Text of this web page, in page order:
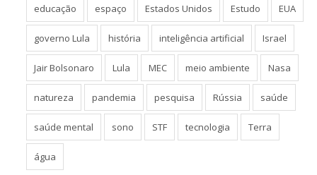
educação espaço Estados Unidos Estudo EUA
governo Lula história inteligência artificial Israel
Jair Bolsonaro Lula MEC meio ambiente Nasa
natureza pandemia pesquisa Rússia saúde
saúde mental sono STF tecnologia Terra
água